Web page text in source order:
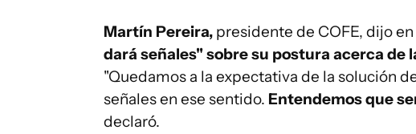
Martín Pereira, presidente de COFE, dijo
dará señales" sobre su postura acerca de
"Quedamos a la expectativa de la solución
señales en ese sentido. Entendemos que
declaró.